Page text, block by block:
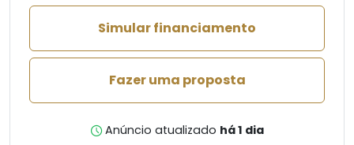
Simular financiamento
Fazer uma proposta
Anúncio atualizado há 1 dia